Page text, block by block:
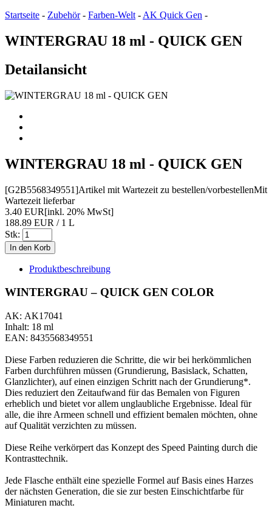
Startseite - Zubehör- Farben-Welt - AK Quick Gen -
WINTERGRAU 18 ml - QUICK GEN
Detailansicht
WINTERGRAU 18 ml - QUICK GEN
[G2B5568349551]Artikel mit Wartezeit zu bestellen/vorbestellenMit
Wartezeit lieferbar
3.40 EUR[inkl. 20% MwSt]
188.89 EUR / 1 L
Stk:
Produktbeschreibung
WINTERGRAU – QUICK GEN COLOR
AK: AK17041
Inhalt: 18 ml
EAN: 8435568349551
Diese Farben reduzieren die Schritte, die wir bei herkömmlichen
Farben durchführen müssen (Grundierung, Basislack, Schatten,
Glanzlichter), auf einen einzigen Schritt nach der Grundierung*.
Dies reduziert den Zeitaufwand für das Bemalen von Figuren
erheblich und bietet vor allem unglaubliche Ergebnisse. Ideal für
alle, die ihre Armeen schnell und effizient bemalen möchten, ohne
auf Qualität verzichten zu müssen.
Diese Reihe verkörpert das Konzept des Speed ​​Painting durch die
Kontrasttechnik.
Jede Flasche enthält eine spezielle Formel auf Basis eines Harzes
der nächsten Generation, die sie zur besten Einschichtfarbe für
Miniaturen macht.